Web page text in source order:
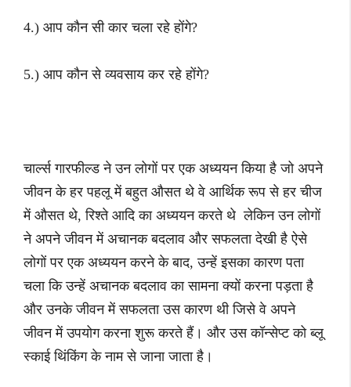
4.) आप कौन सी कार चला रहे होंगे?
5.) आप कौन से व्यवसाय कर रहे होंगे?
चार्ल्स गारफील्ड ने उन लोगों पर एक अध्ययन किया है जो अपने
जीवन के हर पहलू में बहुत औसत थे वे आर्थिक रूप से हर चीज
में औसत थे, रिश्ते आदि का अध्ययन करते थे लेकिन उन लोगों
ने अपने जीवन में अचानक बदलाव और सफलता देखी है ऐसे
लोगों पर एक अध्ययन करने के बाद, उन्हें इसका कारण पता
चला कि उन्हें अचानक बदलाव का सामना क्यों करना पड़ता है
और उनके जीवन में सफलता उस कारण थी जिसे वे अपने
जीवन में उपयोग करना शुरू करते हैं। और उस कॉन्सेप्ट को ब्लू
स्काई थिंकिंग के नाम से जाना जाता है।